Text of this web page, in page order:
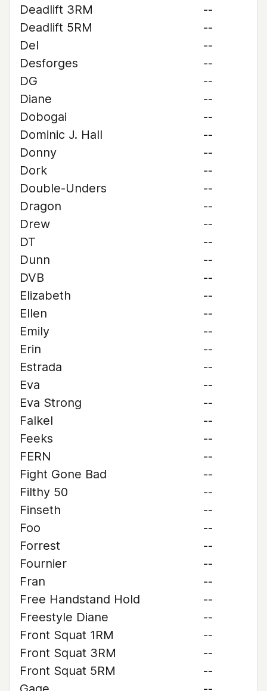
Deadlift 3RM
--
Deadlift 5RM
--
Del
--
Desforges
--
DG
--
Diane
--
Dobogai
--
Dominic J. Hall
--
Donny
--
Dork
--
Double-Unders
--
Dragon
--
Drew
--
DT
--
Dunn
--
DVB
--
Elizabeth
--
Ellen
--
Emily
--
Erin
--
Estrada
--
Eva
--
Eva Strong
--
Falkel
--
Feeks
--
FERN
--
Fight Gone Bad
--
Filthy 50
--
Finseth
--
Foo
--
Forrest
--
Fournier
--
Fran
--
Free Handstand Hold
--
Freestyle Diane
--
Front Squat 1RM
--
Front Squat 3RM
--
Front Squat 5RM
--